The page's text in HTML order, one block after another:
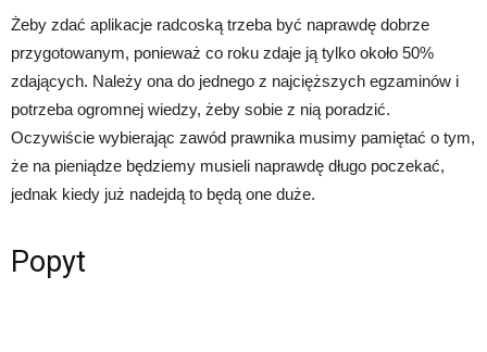
Żeby zdać aplikacje radcoską trzeba być naprawdę dobrze
przygotowanym, ponieważ co roku zdaje ją tylko około 50%
zdających. Należy ona do jednego z najcięższych egzaminów i
potrzeba ogromnej wiedzy, żeby sobie z nią poradzić.
Oczywiście wybierając zawód prawnika musimy pamiętać o tym,
że na pieniądze będziemy musieli naprawdę długo poczekać,
jednak kiedy już nadejdą to będą one duże.
Popyt